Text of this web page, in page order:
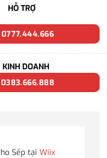
HỖ TRỢ
0777.444.666
KINH DOANH
0383.666.888
Sếp tại Wiix